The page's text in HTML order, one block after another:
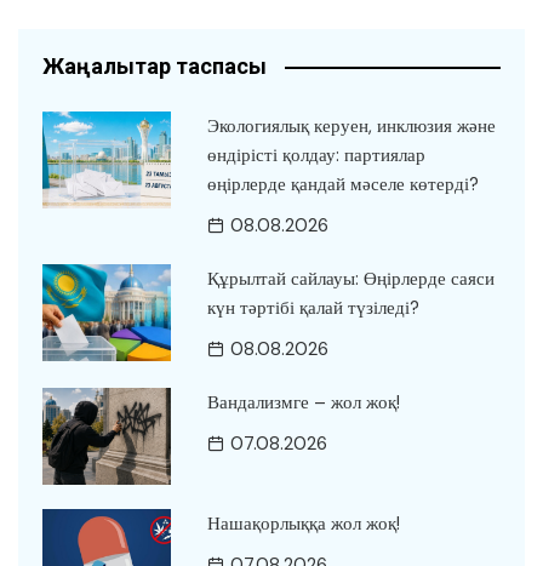
Жаңалықтар таспасы
Экологиялық керуен, инклюзия және
өндірісті қолдау: партиялар
өңірлерде қандай мәселе көтерді?
08.08.2026
Құрылтай сайлауы: Өңірлерде саяси
күн тәртібі қалай түзіледі?
08.08.2026
Вандализмге – жол жоқ!
07.08.2026
Нашақорлыққа жол жоқ!